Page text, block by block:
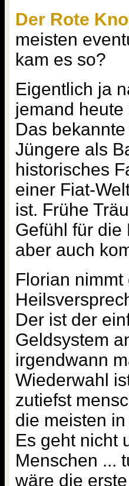
Der Rote
meisten
kam es so?
Eigentlich ja
jemand
Das
Jüngere als
historisches
einer Fiat-
ist. Frühe
Gefühl für die
aber auch
Florian
Der ist der
Geldsystem
irgendwann
Wiederwahl
zutiefst
die meisten
Es geht nicht
Menschen ...
wäre die